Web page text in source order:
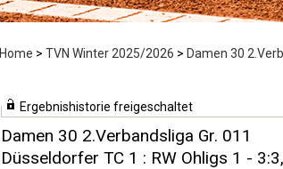
Home > TVN Winter 2025/2026 > Damen 30
Ergebnishistorie freigeschaltet
Damen 30 2.Verbandsliga Gr. 011
Düsseldorfer TC 1 : RW Ohligs 1 - 3:3,